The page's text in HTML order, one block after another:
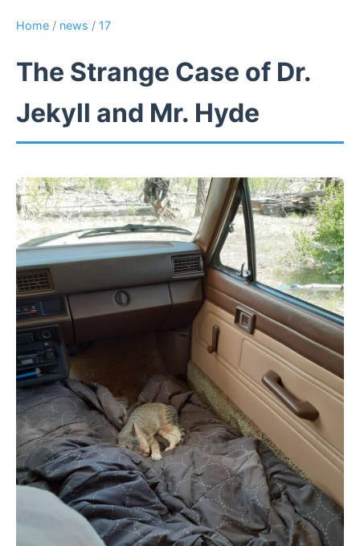
Home / news / 17
The Strange Case of Dr.
Jekyll and Mr. Hyde